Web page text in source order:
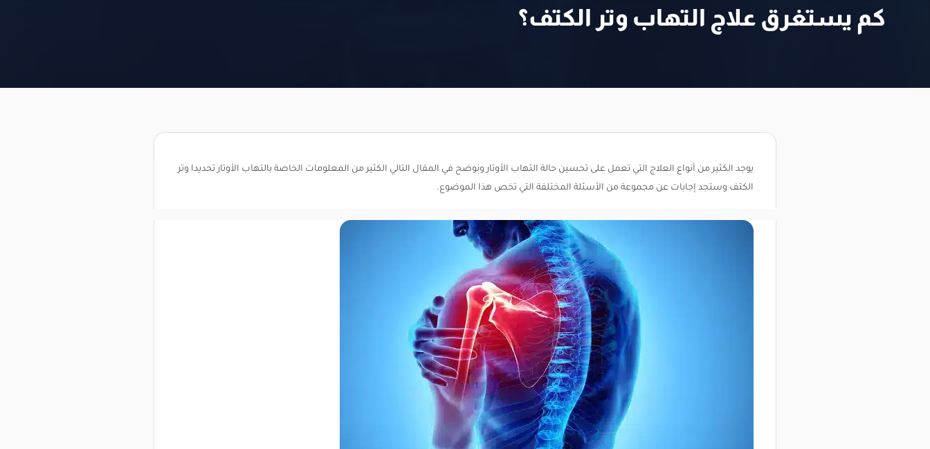
كم يستغرق علاج التهاب وتر الكتف؟
يوجد الكثير من أنواع العلاج التي تعمل على تحسين حالة التهاب الأوتار ونوضح في المقال التالي الكثير من المعلومات الخاصة بالتهاب الأوتار تحديدا وتر
الكتف وستجد إجابات عن مجموعة من الأسئلة المختلفة التي تخص هذا الموضوع.